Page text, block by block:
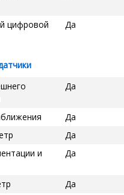
цифровой
Да
Да
Да
Да
и
Да
Да